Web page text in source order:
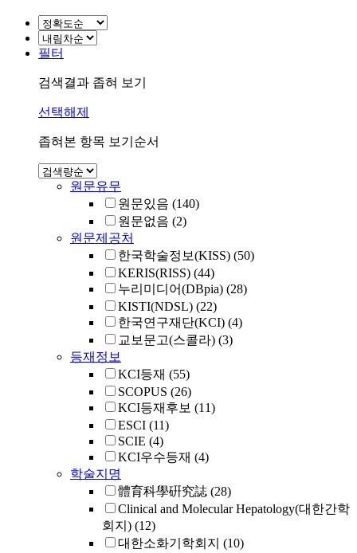
필터
검색결과 좁혀 보기
선택해제
좁혀본 항목 보기순서
원문유무
원문있음 (140)
원문없음 (2)
원문제공처
한국학술정보(KISS) (50)
KERIS(RISS) (44)
누리미디어(DBpia) (28)
KISTI(NDSL) (22)
한국연구재단(KCI) (4)
교보문고(스콜라) (3)
등재정보
KCI등재 (55)
SCOPUS (26)
KCI등재후보 (11)
ESCI (11)
SCIE (4)
KCI우수등재 (4)
학술지명
體育科學硏究誌 (28)
Clinical and Molecular Hepatology(대한간학
회지) (12)
대한소화기학회지 (10)